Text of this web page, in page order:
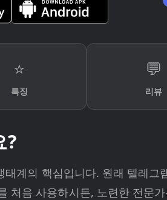
⭐
특징
💬
리뷰
?
태계의 핵심입니다. 원래 텔레
처음 사용하시든, 노련한 전문